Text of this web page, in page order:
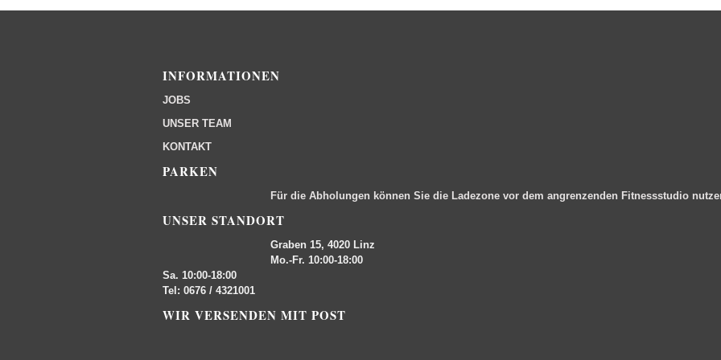
INFORMATIONEN
JOBS
UNSER TEAM
KONTAKT
PARKEN
Für die Abholungen können Sie die Ladezone vor dem angrenzenden Fitnessstudio
UNSER STANDORT
Graben 15, 4020 Linz
Mo.-Fr. 10:00-18:00
Sa. 10:00-18:00
Tel: 0676 / 4321001
WIR VERSENDEN MIT POST